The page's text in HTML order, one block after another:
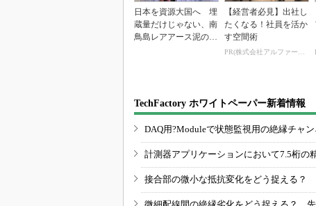
日本を資源大国へ 埋
蔵量だけじゃない、南
鳥島レアアース泥の価
【経営者必見】出社し
たくなる！社員を活か
す空間術
PR(株式会社アルファーテクノ)
TechFactory ホワイトペーパー新着情報
DAQ用?Moduleで状態監視用の絶縁チャ
計測器アプリケーションにおいて7.5桁の
接合部の微小な抵抗変化をどう捉える？